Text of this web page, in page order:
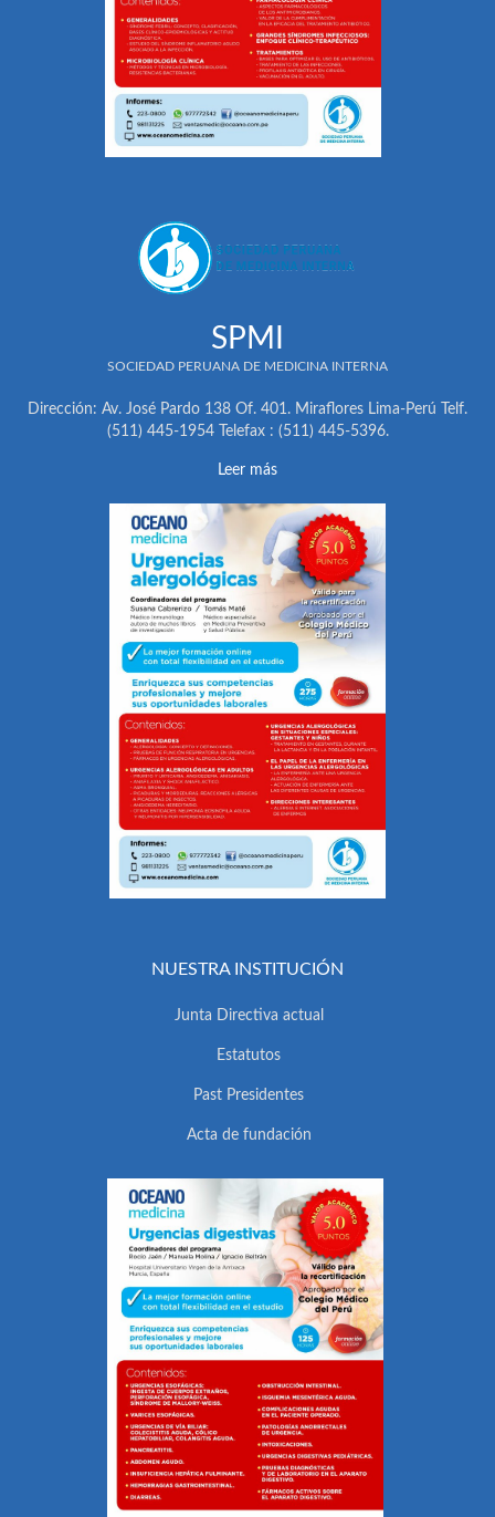
SPMI
SOCIEDAD PERUANA DE MEDICINA INTERNA
Dirección: Av. José Pardo 138 Of. 401. Miraflores Lima-Perú Telf.
(511) 445-1954 Telefax : (511) 445-5396.
Leer más
NUESTRA INSTITUCIÓN
Junta Directiva actual
Estatutos
Past Presidentes
Acta de fundación